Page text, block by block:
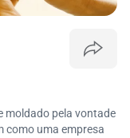
moldado pela vontade
como uma empresa